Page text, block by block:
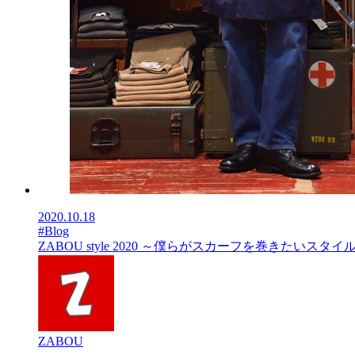
2020.10.18
#Blog
ZABOU style 2020 ～僕らがスカーフを巻きたいスタイ
ZABOU